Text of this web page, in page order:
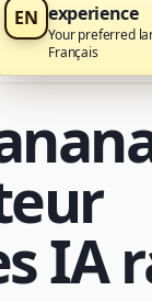
EN experience
Your preferred
Français
disponible sur
IA